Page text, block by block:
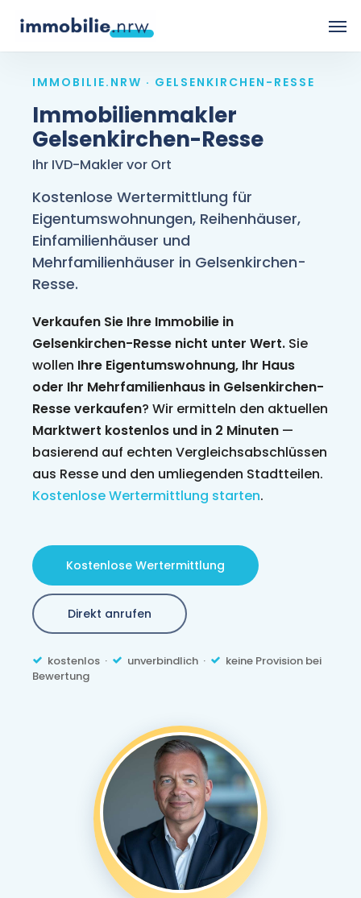
contentIMMOBILIE.NRW · GELSENKIRCHEN-RESSE
Immobilienmakler
Gelsenkirchen-Resse
Ihr IVD-Makler vor Ort
Kostenlose Wertermittlung für
Eigentumswohnungen, Reihenhäuser,
Einfamilienhäuser und
Mehrfamilienhäuser in Gelsenkirchen-
Resse.
Verkaufen Sie Ihre Immobilie in
Gelsenkirchen-Resse nicht unter Wert. Sie
wollen Ihre Eigentumswohnung, Ihr Haus
oder Ihr Mehrfamilienhaus in Gelsenkirchen-
Resse verkaufen? Wir ermitteln den aktuellen
Marktwert kostenlos und in 2 Minuten —
basierend auf echten Vergleichsabschlüssen
aus Resse und den umliegenden Stadtteilen.
Kostenlose Wertermittlung starten.
Kostenlose Wertermittlung
Direkt anrufen
kostenlos · unverbindlich ·
keine Provision bei
Bewertung